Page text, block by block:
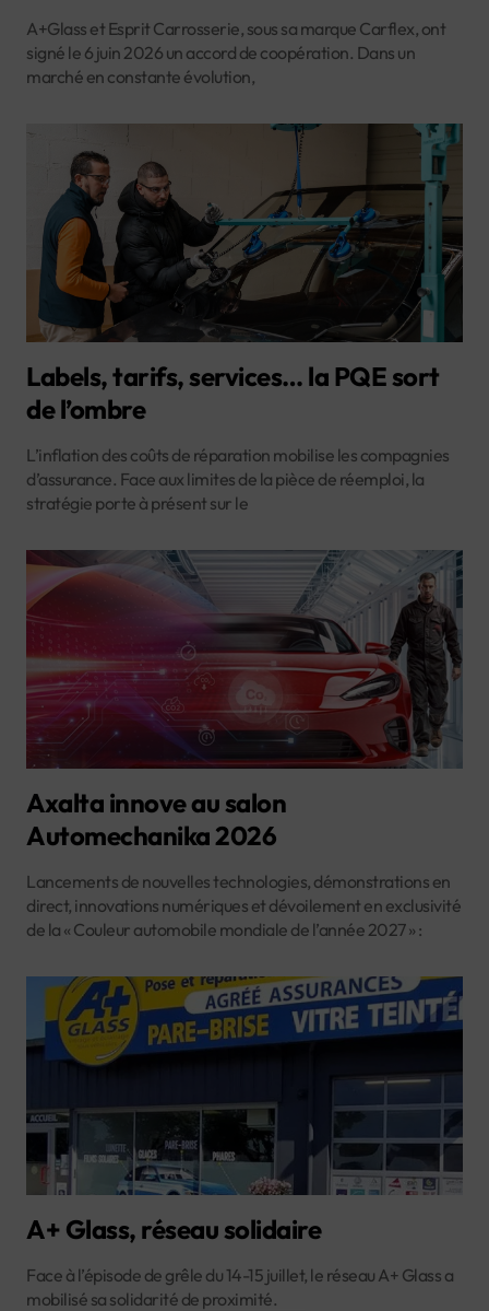
A+Glass et Esprit Carrosserie, sous sa marque Carflex, ont
signé le 6 juin 2026 un accord de coopération. Dans un
marché en constante évolution,
Labels, tarifs, services… la PQE sort
de l’ombre
L’inflation des coûts de réparation mobilise les compagnies
d’assurance. Face aux limites de la pièce de réemploi, la
stratégie porte à présent sur le
Axalta innove au salon
Automechanika 2026
Lancements de nouvelles technologies, démonstrations en
direct, innovations numériques et dévoilement en exclusivité
de la « Couleur automobile mondiale de l’année 2027 » :
A+ Glass, réseau solidaire
Face à l’épisode de grêle du 14-15 juillet, le réseau A+ Glass a
mobilisé sa solidarité de proximité.